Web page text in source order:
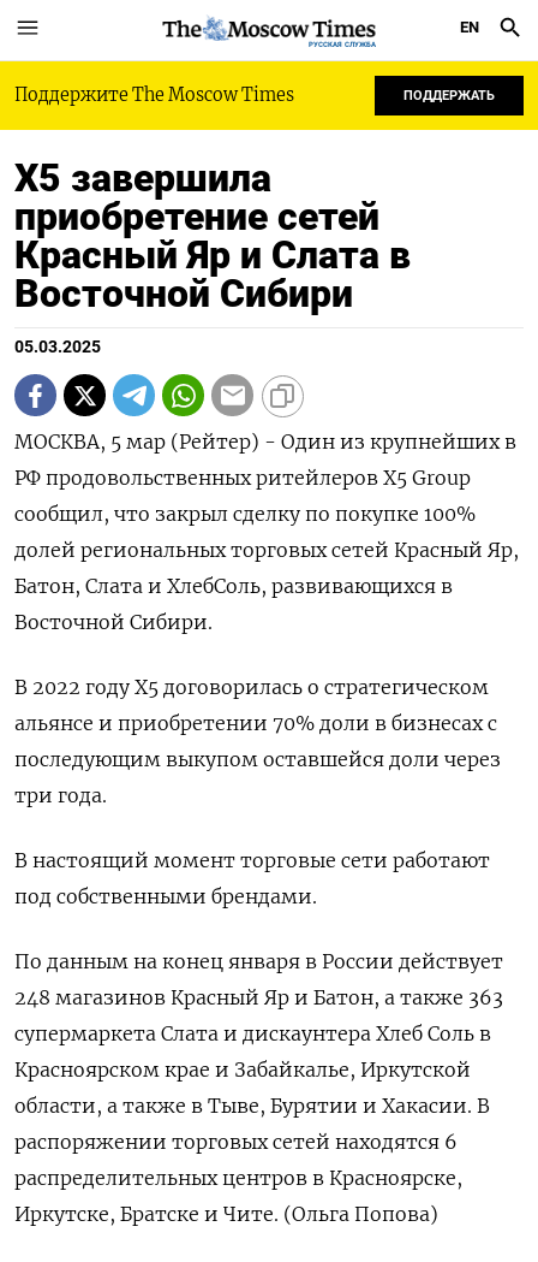
РУССКАЯ СЛУЖБА
EN
Поддержите The Moscow Times ПОДДЕРЖАТЬ
Х5 завершила
приобретение сетей
Красный Яр и Слата в
Восточной Сибири
05.03.2025
МОСКВА, 5 мар (Рейтер) - Один из крупнейших в
РФ продовольственных ритейлеров X5 Group
сообщил, что закрыл сделку по покупке 100%
долей региональных торговых сетей Красный Яр,
Батон, Слата и ХлебСоль, развивающихся в
Восточной Сибири.
В 2022 году X5 договорилась о стратегическом
альянсе и приобретении 70% доли в бизнесах с
последующим выкупом оставшейся доли через
три года.
В настоящий момент торговые сети работают
под собственными брендами.
По данным на конец января в России действует
248 магазинов Красный Яр и Батон, а также 363
супермаркета Слата и дискаунтера Хлеб Соль в
Красноярском крае и Забайкалье, Иркутской
области, а также в Тыве, Бурятии и Хакасии. В
распоряжении торговых сетей находятся 6
распределительных центров в Красноярске,
Иркутске, Братске и Чите. (Ольга Попова)